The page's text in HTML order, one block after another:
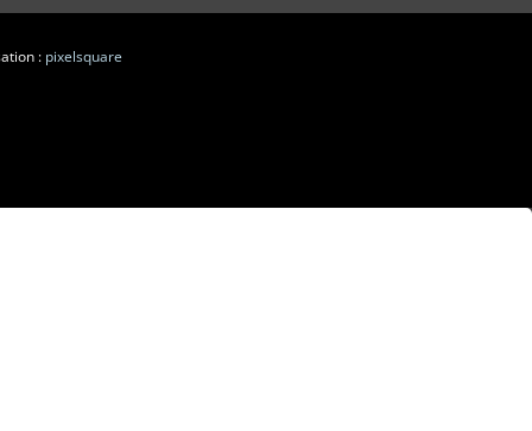
: pixelsquare